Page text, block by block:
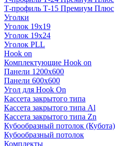
Т-профиль Т-15 Премиум Плюс
Уголки
Уголок 19х19
Уголок 19х24
Уголок PLL
Hook on
Комплектующие Hook on
Панели 1200х600
Панели 600х600
Угол для Hook On
Кассета закрытого типа
Кассета закрытого типа Al
Кассета закрытого типа Zn
Кубообразный потолок (Кубота)
Кубообразный потолок
Комплекты